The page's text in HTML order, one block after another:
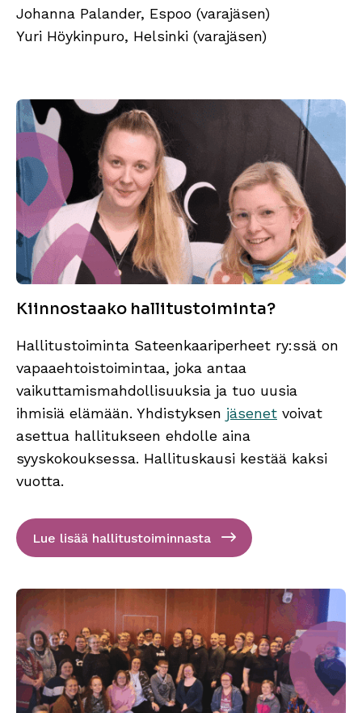
Johanna Palander, Espoo (varajäsen)
Yuri Höykinpuro, Helsinki (varajäsen)
Kiinnostaako hallitustoiminta?
Hallitustoiminta Sateenkaariperheet ry:ssä on
vapaaehtoistoimintaa, joka antaa
vaikuttamismahdollisuuksia ja tuo uusia
ihmisiä elämään. Yhdistyksen jäsenet voivat
asettua hallitukseen ehdolle aina
syyskokouksessa. Hallituskausi kestää kaksi
vuotta.
Lue lisää hallitustoiminnasta